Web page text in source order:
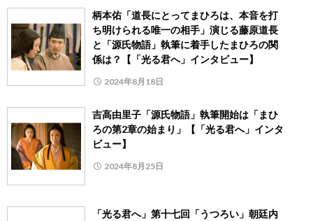
柄本佑「道長にとってまひろは、本音を打
ち明けられる唯一の相手」演じる藤原道長
と「源氏物語」執筆に着手したまひろの関
係は？【「光る君へ」インタビュー】
2024年8月18日
吉高由里子「源氏物語」執筆開始は「まひ
ろの第2章の始まり」【「光る君へ」インタ
ビュー】
2024年8月25日
「光る君へ」第十七回「うつろい」朝廷内